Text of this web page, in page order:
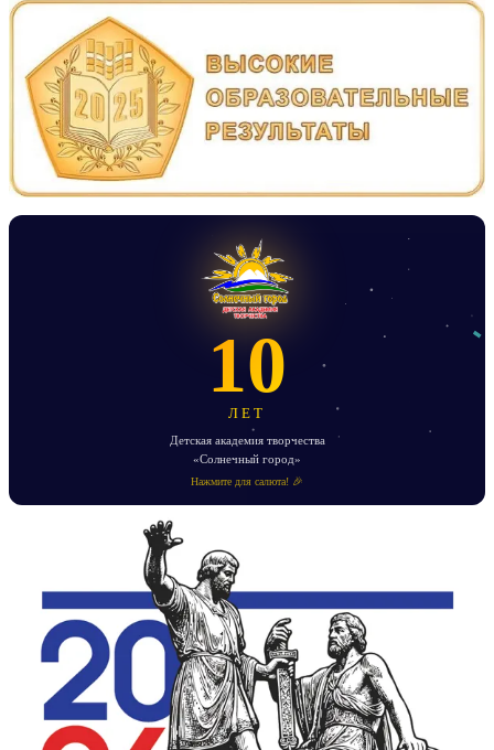
10
ЛЕТ
Детская академия творчества
«Солнечный город»
Нажмите для салюта! 🎉